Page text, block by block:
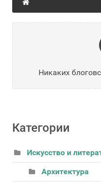
Никаких
Категории
Искусство и
Архитектура